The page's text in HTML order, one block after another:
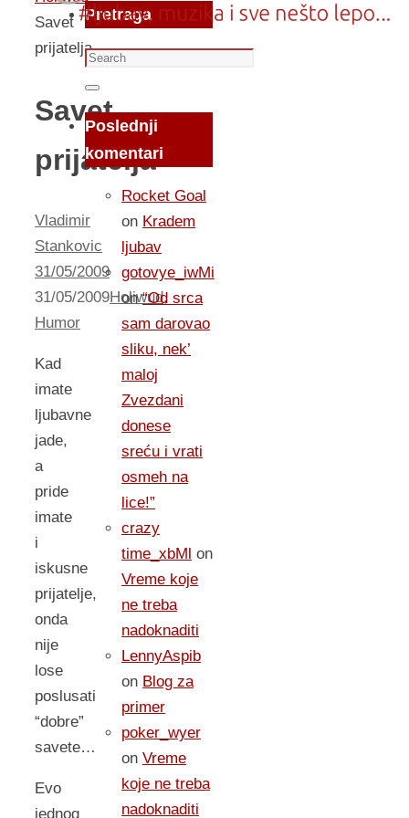
Savet
prijatelja
Savet
prijatelja
Vladimir
Stankovic
31/05/2009
31/05/2009Holiwud,
Humor
Kad
imate
ljubavne
jade,
a
pride
imate
i
iskusne
prijatelje,
onda
nije
lose
poslusati
“dobre”
savete…
Evo
jednog
Pretraga
Search
for:
Search
Poslednji
komentari
Rocket Goal
on Kradem
ljubav
gotovye_iwMi
on“Od srca
sam darovao
sliku, nek’
maloj
Zvezdani
donese
sreću i vrati
osmeh na
lice!”
crazy
time_xbMl on
Vreme koje
ne treba
nadoknaditi
LennyAspib
on Blog za
primer
poker_wyer
on Vreme
koje ne treba
nadoknaditi